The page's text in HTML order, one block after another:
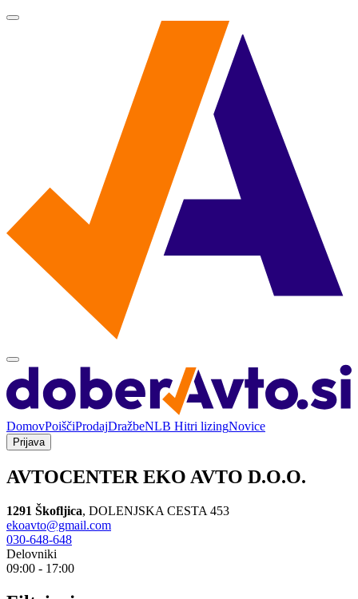
DomovPoiščiProdajDražbeNLB Hitri lizingNovice
Prijava
AVTOCENTER EKO AVTO D.O.O.
1291 Škofljica, DOLENJSKA CESTA 453
ekoavto@gmail.com
030-648-648
Delovniki
09:00 - 17:00